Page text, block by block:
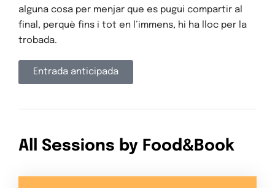
alguna cosa per menjar que es pugui compartir al
final, perquè fins i tot en l’immens, hi ha lloc per la
trobada.
Entrada anticipada
All Sessions by Food&Book
Inici
Mascanada6
Suma-t'hi